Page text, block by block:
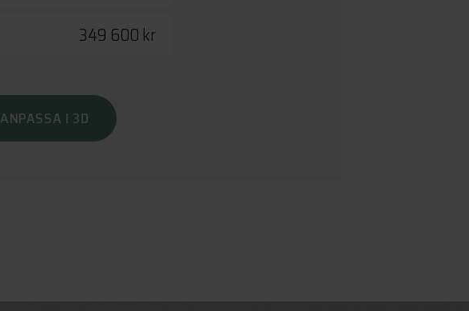
349 600 kr
ANPASSA I 3D